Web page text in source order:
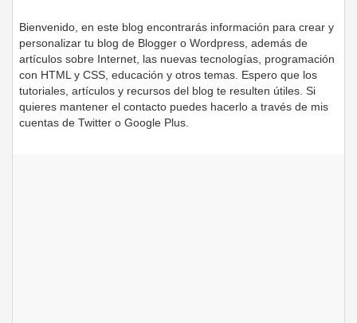
Bienvenido, en este blog encontrarás información para crear y
personalizar tu blog de Blogger o Wordpress, además de
artículos sobre Internet, las nuevas tecnologías, programación
con HTML y CSS, educación y otros temas. Espero que los
tutoriales, artículos y recursos del blog te resulten útiles. Si
quieres mantener el contacto puedes hacerlo a través de mis
cuentas de Twitter o Google Plus.